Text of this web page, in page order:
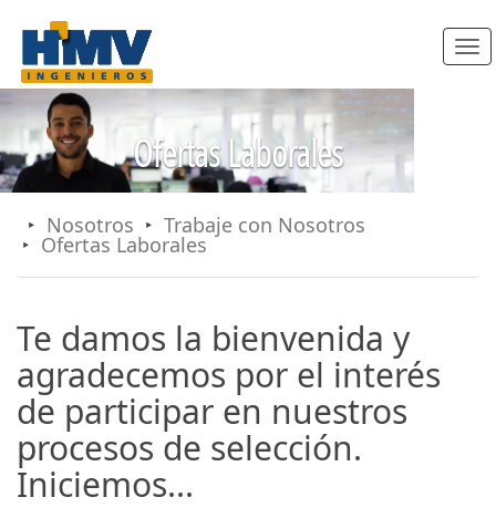
Toggle
Ofertas Laborales
Nosotros Trabaje con Nosotros
Ofertas Laborales
Te damos la bienvenida y
agradecemos por el interés
de participar en nuestros
procesos de selección.
Iniciemos...